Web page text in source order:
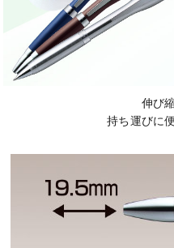
伸び
持ち運びに